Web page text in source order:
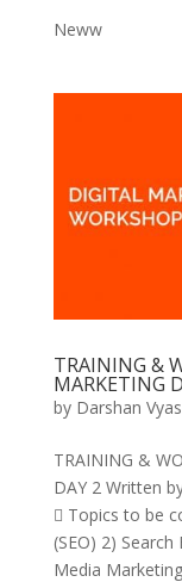
Neww
TRAINING &
MARKETING
by Darshan Vyas
TRAINING &
DAY 2 Written
 Topics to be
(SEO) 2)
Media